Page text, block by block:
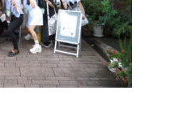
ャンパス